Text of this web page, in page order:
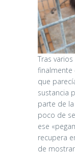
Tras
finalmente
que
sustancia
parte de
poco de
ese
recupera
de